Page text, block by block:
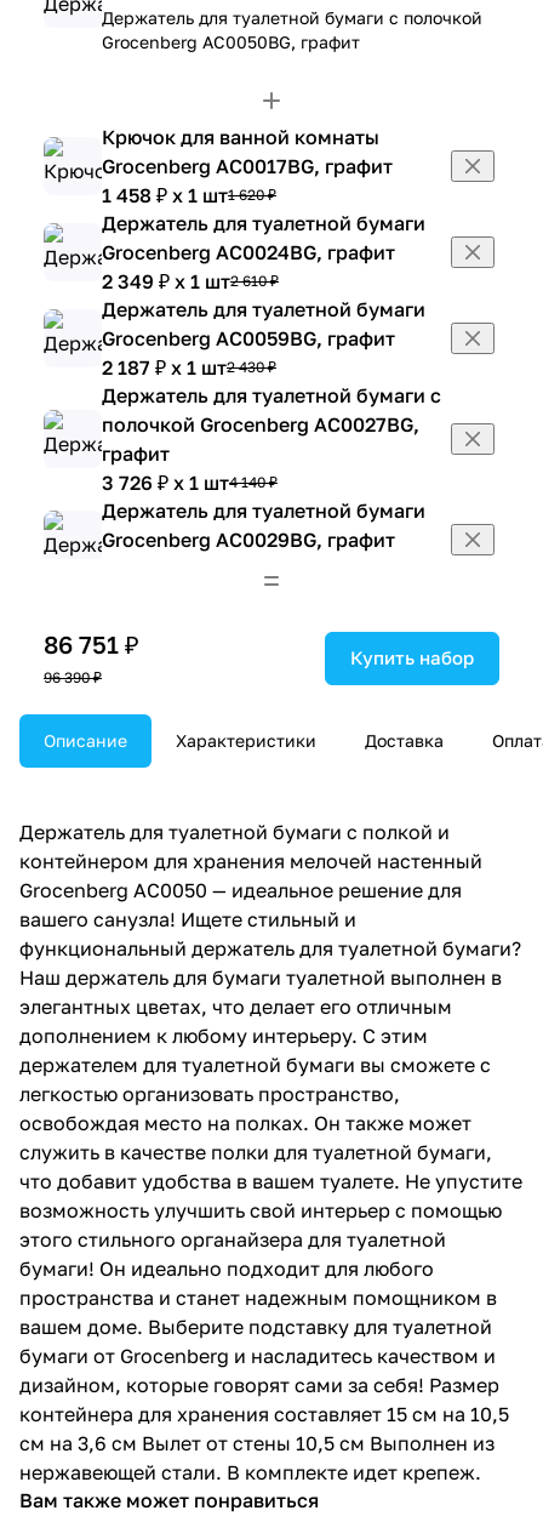
Держатель для туалетной бумаги с полочкой
Grocenberg AC0050BG, графит
Крючок для ванной комнаты
Grocenberg AC0017BG, графит
1 458 ₽ x 1 шт1 620 ₽
Держатель для туалетной бумаги
Grocenberg AC0024BG, графит
2 349 ₽ x 1 шт2 610 ₽
Держатель для туалетной бумаги
Grocenberg AC0059BG, графит
2 187 ₽ x 1 шт2 430 ₽
Держатель для туалетной бумаги с
полочкой Grocenberg AC0027BG,
графит
3 726 ₽ x 1 шт4 140 ₽
Держатель для туалетной бумаги
Grocenberg AC0029BG, графит
2 835 ₽ x 1 шт
Дозатор жидкого мыла Grocenberg
AC0064BG, графит
3 240 ₽ x 1 шт3 600 ₽
Дозатор встраиваемый Grocenberg
3 159 ₽ x 1 шт3 510 ₽
Дозатор встраиваемый Grocenberg
AC0032BG, графит
4 050 ₽ x 1 шт4 500 ₽
Дозатор встраиваемый Grocenberg
AC0033BG, графит
4 617 ₽ x 1 шт
Ершик для унитаза Grocenberg
AC0025BG, графит
4 050 ₽ x 1 шт
Ершик для унитаза Grocenberg
3 726 ₽ x 1 шт
Ершик для унитаза Grocenberg
AC0057BG, графит
4 131 ₽ x 1 шт
Мыльница Grocenberg AC0023BG,
графит
2 430 ₽ x 1 шт
Мыльница Grocenberg AC0058BG,
графит
2 349 ₽ x 1 шт
Планка с 2 крючками Grocenberg
AC0052BG, графит
2 349 ₽ x 1 шт2 610 ₽
86 751 ₽
96 390 ₽
Купить набор
Описание Характеристики Доставка
Держатель для туалетной бумаги с полкой и
контейнером для хранения мелочей настенный
Grocenberg AC0050 — идеальное решение для
вашего санузла! Ищете стильный и
функциональный держатель для туалетной бумаги?
Наш держатель для бумаги туалетной выполнен в
элегантных цветах, что делает его отличным
дополнением к любому интерьеру. С этим
держателем для туалетной бумаги вы сможете с
легкостью организовать пространство,
освобождая место на полках. Он также может
служить в качестве полки для туалетной бумаги,
что добавит удобства в вашем туалете. Не упустите
возможность улучшить свой интерьер с помощью
этого стильного органайзера для туалетной
бумаги! Он идеально подходит для любого
пространства и станет надежным помощником в
вашем доме. Выберите подставку для туалетной
бумаги от Grocenberg и насладитесь качеством и
дизайном, которые говорят сами за себя! Размер
контейнера для хранения составляет 15 см на 10,5
см на 3,6 см Вылет от стены 10,5 см Выполнен из
нержавеющей стали. В комплекте идет крепеж.
Вам также может понравиться